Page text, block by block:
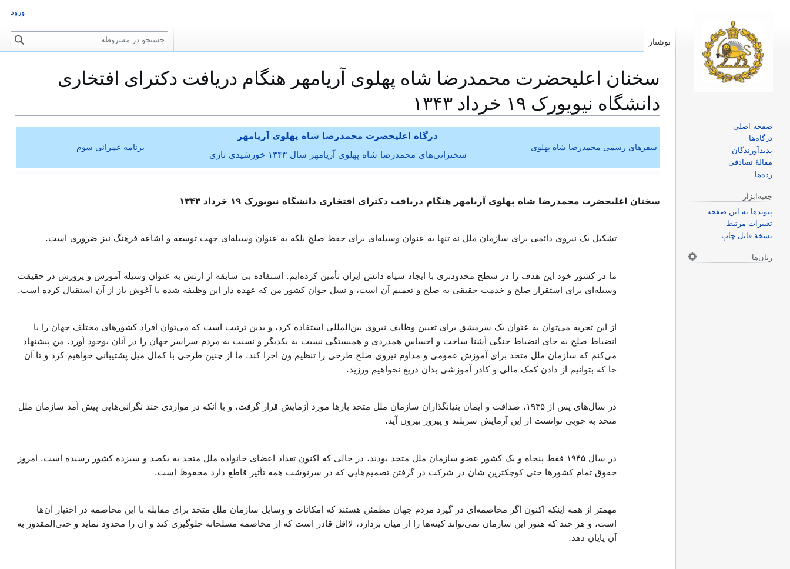
سخنان اعلیحضرت محمدرضا شاه پهلوی آریامهر هنگام دریافت دکترای افتخاری
دانشگاه نیویورک ۱۹ خرداد ۱۳۴۳
به
به
سفرهای رسمی محمدرضا شاه پهلوی
درگاه اعلیحضرت محمدرضا شاه پهلوی آریامهر
سخنرانی‌های محمدرضا شاه پهلوی آریامهر سال ۱۳۴۳ خورشیدی تازی
برنامه عمرانی سوم
سخنان اعلیحضرت محمدرضا شاه پهلوی آریامهر هنگام دریافت دکترای افتخاری دانشگاه نیویورک ۱۹ خرداد ۱۳۴۳
تشکیل یک نیروی دائمی برای سازمان ملل نه تنها به عنوان وسیله‌ای برای حفظ صلح بلکه به عنوان وسیله‌ای جهت توسعه و اشاعه فرهنگ نیز ضروری است.
ما در کشور خود این هدف را در سطح محدودتری با ایجاد سپاه دانش ایران تأمین کرده‌ایم. استفاده بی سابقه از ارتش به عنوان وسیله آموزش و پرورش در حقیقت
وسیله‌ای برای استقرار صلح و خدمت حقیقی به صلح و تعمیم آن است، و نسل جوان کشور من که عهده دار این وظیفه شده با آغوش باز از آن استقبال کرده است.
از این تجربه می‌توان به عنوان یک سرمشق برای تعیین وظایف نیروی بین‌المللی استفاده کرد، و بدین ترتیب است که می‌توان افراد کشورهای مختلف جهان را با
انضباط صلح به جای انضباط جنگی آشنا ساخت و احساس همدردی و همبستگی نسبت به یکدیگر و نسبت به مردم سراسر جهان را در آنان بوجود آورد. من پیشنهاد
می‌کنم که سازمان ملل متحد برای آموزش عمومی و مداوم نیروی صلح طرحی را تنظیم ون اجرا کند. ما از چنین طرحی با کمال میل پشتیبانی خواهیم کرد و تا آن
جا که بتوانیم از دادن کمک مالی و کادر آموزشی بدان دریغ نخواهیم ورزید.
در سال‌های پس از ۱۹۴۵، صداقت و ایمان بنیانگذاران سازمان ملل متحد بارها مورد آزمایش قرار گرفت، و با آنکه در مواردی چند نگرانی‌هایی پیش آمد سازمان ملل
متحد به خوبی توانست از این آزمایش سربلند و پیروز بیرون آید.
در سال ۱۹۴۵ فقط پنجاه و یک کشور عضو سازمان ملل متحد بودند، در حالی که اکنون تعداد اعضای خانواده ملل متحد به یکصد و سیزده کشور رسیده است. امروز
حقوق تمام کشورها حتی کوچکترین شان در شرکت در گرفتن تصمیم‌هایی که در سرنوشت همه تأثیر قاطع دارد محفوظ است.
مهمتر از همه اینکه اکنون اگر مخاصمه‌ای در گیرد مردم جهان مطمئن هستند که امکانات و وسایل سازمان ملل متحد برای مقابله با این مخاصمه در اختیار آن‌ها
است، و هر چند که هنوز این سازمان نمی‌تواند کینه‌ها را از میان بردارد، لااقل قادر است که از مخاصمه مسلحانه جلوگیری کند و ان را محدود نماید و حتی‌المقدور به
آن پایان دهد.
ورود
نوشتار
ج
س
ج
صفحه اصلی
درگاه‌ها
پدیدآورندگان
مقالهٔ تصادفی
رده‌ها
جعبه‌ابزار
پیوندها به این صفحه
تغییرات مرتبط
نسخهٔ قابل چاپ
زبان‌ها